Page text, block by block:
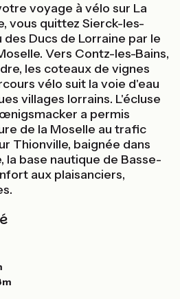
voyage à vélo sur La
vous quittez Sierck-les-
des Ducs de Lorraine par le
Vers Contz-les-Bains,
les coteaux de vignes
vélo suit la voie d'eau
villages lorrains. L'écluse
a permis
de la Moselle au trafic
Thionville, baignée dans
la base nautique de Basse-
aux plaisanciers,